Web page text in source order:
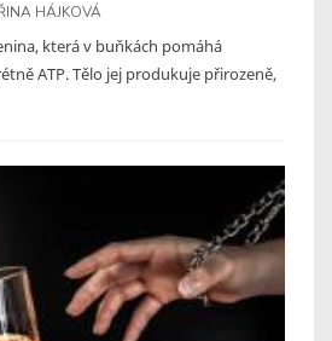
HÁJKOVÁ
která v buňkách pomáhá
ATP. Tělo jej produkuje přirozeně,